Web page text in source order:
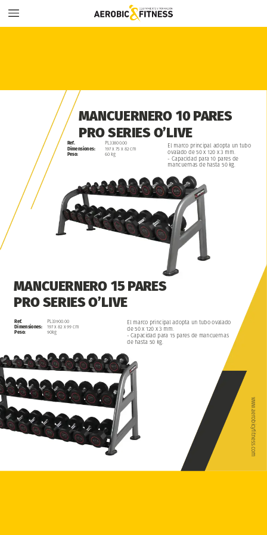
www.aerobicyfitness.com
MANCUERNERO 15 PARES
PROSERIESO’LIVE
Ref.
Dimensiones:
Peso:
PL33900.00
197 x 82 x 99 cm
90kg
El marco principal adopta un tubo ovalado
de 50 x 120 x 3 mm.
- Capacidad para 15 pares de mancuernas
de hasta 50 kg.
MANCUERNERO 10 PARES
PROSERIES O’LIVE
Ref.
Dimensiones:
Peso:
PL33800.00
197 x 75 x 82 cm
60 kg
El marco principal adopta un tubo
ovalado de 50 x 120 x 3 mm.
- Capacidad para 10 pares de
mancuernas de hasta 50 kg.